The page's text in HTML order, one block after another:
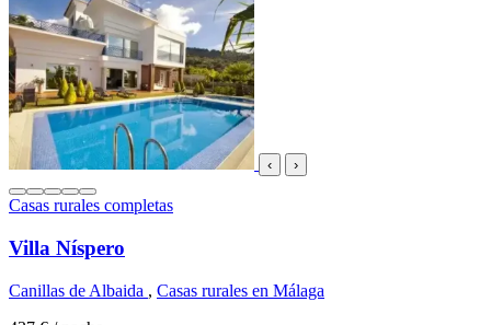
‹ ›
Casas rurales completas
Villa Níspero
Canillas de Albaida , Casas rurales en Málaga